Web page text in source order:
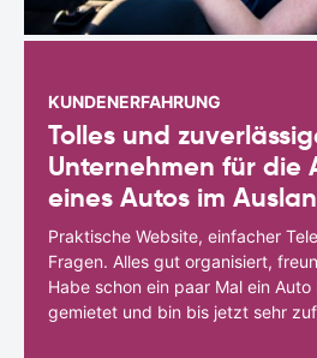
KUNDENERFAHRUNG
Tolles und
Unternehmen für die
eines Autos im
Praktische Website, einfacher
Fragen. Alles gut organisiert,
Habe schon ein paar Mal ein Auto
gemietet und bin bis jetzt sehr